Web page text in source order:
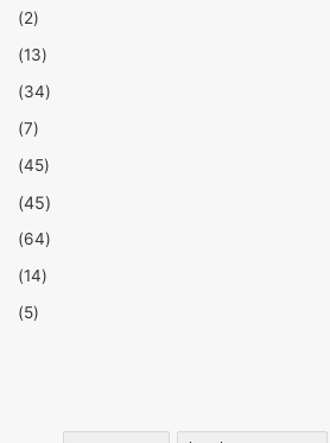
(2)
(13)
(34)
(7)
(45)
(45)
(64)
(14)
(5)